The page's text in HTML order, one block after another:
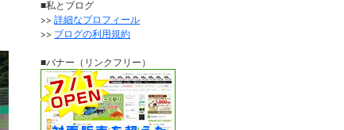
■私とブログ
>>詳細なプロフィール
>> ブログの利用規約
■バナー（リンクフリー）